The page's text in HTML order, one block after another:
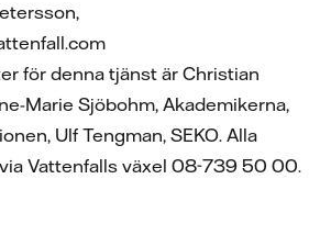
för denna tjänst är Christian
Marie Sjöbohm, Akademikerna,
Ulf Tengman, SEKO. Alla
Vattenfalls växel 08-739 50 00.